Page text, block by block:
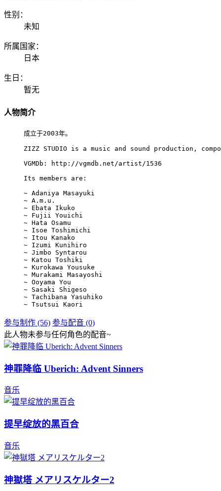
性别：
未知
所属国家：
日本
生日：
暂无
人物简介
成立于2003年。
ZIZZ STUDIO is a music and sound production,
VGMDb: http://vgmdb.net/artist/1536
Its members are:
~ Adaniya Masayuki
~ A.m.u.
~ Ebata Ikuko
~ Fujii Youichi
~ Hata Osamu
~ Isoe Toshimichi
~ Itou Kanako
~ Izumi Kunihiro
~ Jimbo Syntarou
~ Katou Toshiki
~ Kurokawa Yousuke
~ Murakami Masayoshi
~ Ooyama You
~ Sasaki Shigeso
~ Tachibana Yasuhiko
~ Tsutsui Kaori
参与制作 (56) 参与配音 (0)
此人物未参与任何角色的配音~
神罪降临 Uberich: Advent Sinners
音乐
提早绽放的黑百合
音乐
神獄塔 メアリスケルター2